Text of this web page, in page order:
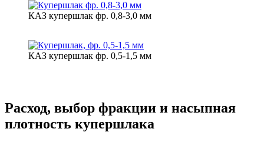
КАЗ купершлак фр. 0,8-3,0 мм
КАЗ купершлак фр. 0,5-1,5 мм
Расход, выбор фракции и насыпная
плотность купершлака